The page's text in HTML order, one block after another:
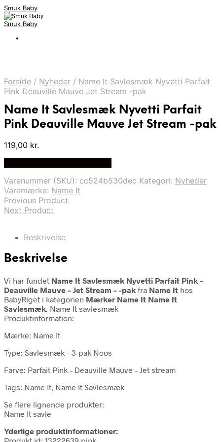
Smuk Baby
Smuk Baby
Forside / Nyheder / Name It Savlesmæk Nyvetti Parfait
Pink Deauville Mauve Jet Stream -pak
Name It Savlesmæk Nyvetti Parfait
Pink Deauville Mauve Jet Stream -pak
119,00 kr.
Varenummer (SKU): cc524b530dec Kategori: Nyheder
Varemærke: Name It
Previous Product
Next Product
Beskrivelse
Beskrivelse
Vi har fundet Name It Savlesmæk Nyvetti Parfait Pink –
Deauville Mauve – Jet Stream – -pak fra Name It hos
BabyRiget i kategorien Mærker Name It Name It
Savlesmæk. Name It savlesmæk
Produktinformation:
Mærke: Name It
Type: Savlesmæk – 3-pak Noos
Farve: Parfait Pink – Deauville Mauve – Jet stream
Tags: Name It, Name It Savlesmæk
Se flere lignende produkter:
Name It savle
Yderlige produktinformationer: